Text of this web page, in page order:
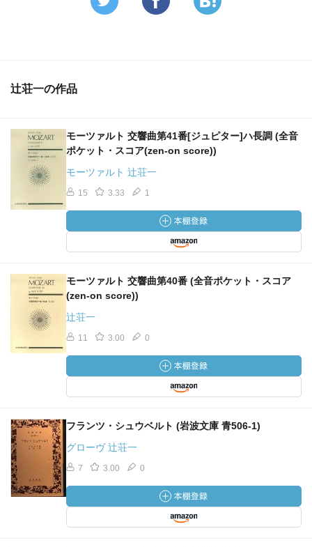
辻荘一の作品
モーツァルト 交響曲第41番[ジュピター]ハ長調 (全音
ポケット・スコア(zen-on score))
モーツァルト 辻荘一
15 3.33 1
モーツァルト 交響曲第40番 (全音ポケット・スコア
(zen-on score))
辻荘一
11 3.00 0
フランツ・シュウベルト (岩波文庫 青506-1)
グローヴ 辻荘一
7 3.00 0